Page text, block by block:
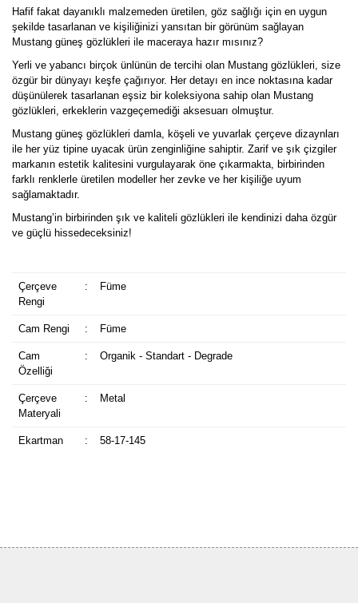
Hafif fakat dayanıklı malzemeden üretilen, göz sağlığı için en uygun
şekilde tasarlanan ve kişiliğinizi yansıtan bir görünüm sağlayan
Mustang güneş gözlükleri ile maceraya hazır mısınız?
Yerli ve yabancı birçok ünlünün de tercihi olan Mustang gözlükleri, size
özgür bir dünyayı keşfe çağırıyor. Her detayı en ince noktasına kadar
düşünülerek tasarlanan eşsiz bir koleksiyona sahip olan Mustang
gözlükleri, erkeklerin vazgeçemediği aksesuarı olmuştur.
Mustang güneş gözlükleri damla, köşeli ve yuvarlak çerçeve dizaynları
ile her yüz tipine uyacak ürün zenginliğine sahiptir. Zarif ve şık çizgiler
markanın estetik kalitesini vurgulayarak öne çıkarmakta, birbirinden
farklı renklerle üretilen modeller her zevke ve her kişiliğe uyum
sağlamaktadır.
Mustang’in birbirinden şık ve kaliteli gözlükleri ile kendinizi daha özgür
ve güçlü hissedeceksiniz!
Çerçeve
Rengi
: Füme
Cam Rengi : Füme
Cam
Özelliği
: Organik - Standart - Degrade
Çerçeve
Materyali
: Metal
Ekartman : 58-17-145